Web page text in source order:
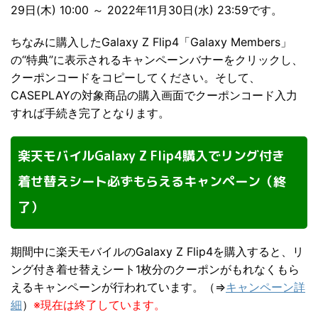
29日(木) 10:00 ～ 2022年11月30日(水) 23:59です。
ちなみに購入したGalaxy Z Flip4「Galaxy Members」
の“特典”に表示されるキャンペーンバナーをクリックし、
クーポンコードをコピーしてください。そして、
CASEPLAYの対象商品の購入画面でクーポンコード入力
すれば手続き完了となります。
楽天モバイルGalaxy Z Flip4購入でリング付き
着せ替えシート必ずもらえるキャンペーン（終
了）
期間中に楽天モバイルのGalaxy Z Flip4を購入すると、リ
ング付き着せ替えシート1枚分のクーポンがもれなくもら
えるキャンペーンが行われています。（⇒キャンペーン詳
細） ※現在は終了しています。